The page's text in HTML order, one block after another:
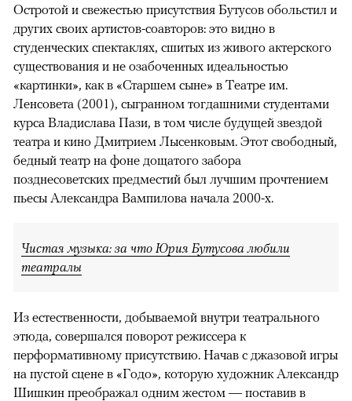
Остротой и свежестью присутствия Бутусов обольстил и
других своих артистов-соавторов: это видно в
студенческих спектаклях, сшитых из живого актерского
существования и не озабоченных идеальностью
«картинки», как в «Старшем сыне» в Театре им.
Ленсовета (2001), сыгранном тогдашними студентами
курса Владислава Пази, в том числе будущей звездой
театра и кино Дмитрием Лысенковым. Этот свободный,
бедный театр на фоне дощатого забора
позднесоветских предместий был лучшим прочтением
пьесы Александра Вампилова начала 2000-х.
Чистая музыка: за что Юрия Бутусова любили
театралы
Из естественности, добываемой внутри театрального
этюда, совершался поворот режиссера к
перформативному присутствию. Начав с джазовой игры
на пустой сцене в «Годо», которую художник Александр
Шишкин преображал одним жестом — поставив в